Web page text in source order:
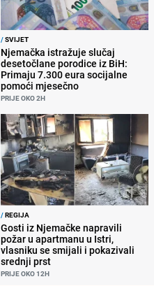
/SVIJET
Njemačka istražuje slučaj
desetočlane porodice iz BiH:
Primaju 7.300 eura socijalne
pomoći mjesečno
PRIJE OKO 2H
/REGIJA
Gosti iz Njemačke napravili
požar u apartmanu u Istri,
vlasniku se smijali i pokazivali
srednji prst
PRIJE OKO 12H